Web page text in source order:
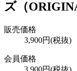
ズ（
販売価格
3,900円(税抜)
会員価格
3,900円(税抜)